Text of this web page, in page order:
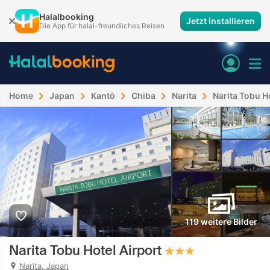
Halalbooking
Die App für halal-freundliches Reisen Jetzt installieren
Home Japan Kantō Chiba Narita Narita Tobu
119 weitere Bilder
Narita Tobu Hotel Airport
Narita, Japan